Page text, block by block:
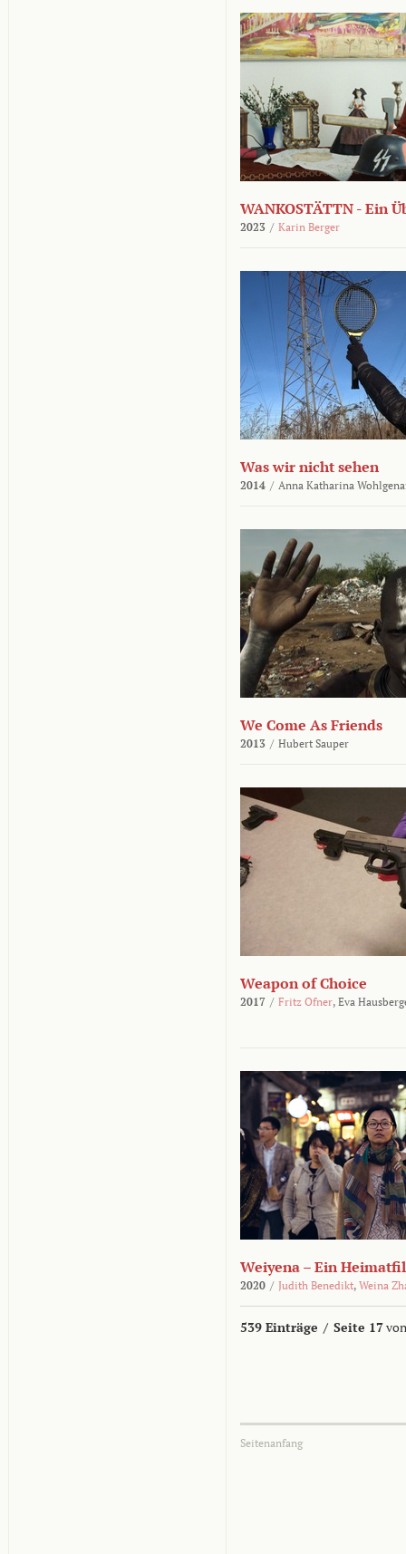
WANKOSTÄTTN - Ein
2023 / Karin Berger
Was wir nicht sehen
2014 / Anna Katharina
We Come As Friends
2013 / Hubert Sauper
Weapon of Choice
2017 / Fritz Ofner, Eva
Weiyena – Ein
2020 / Judith Benedikt, Weina
539 Einträge / Seite 17
Seitenanfang